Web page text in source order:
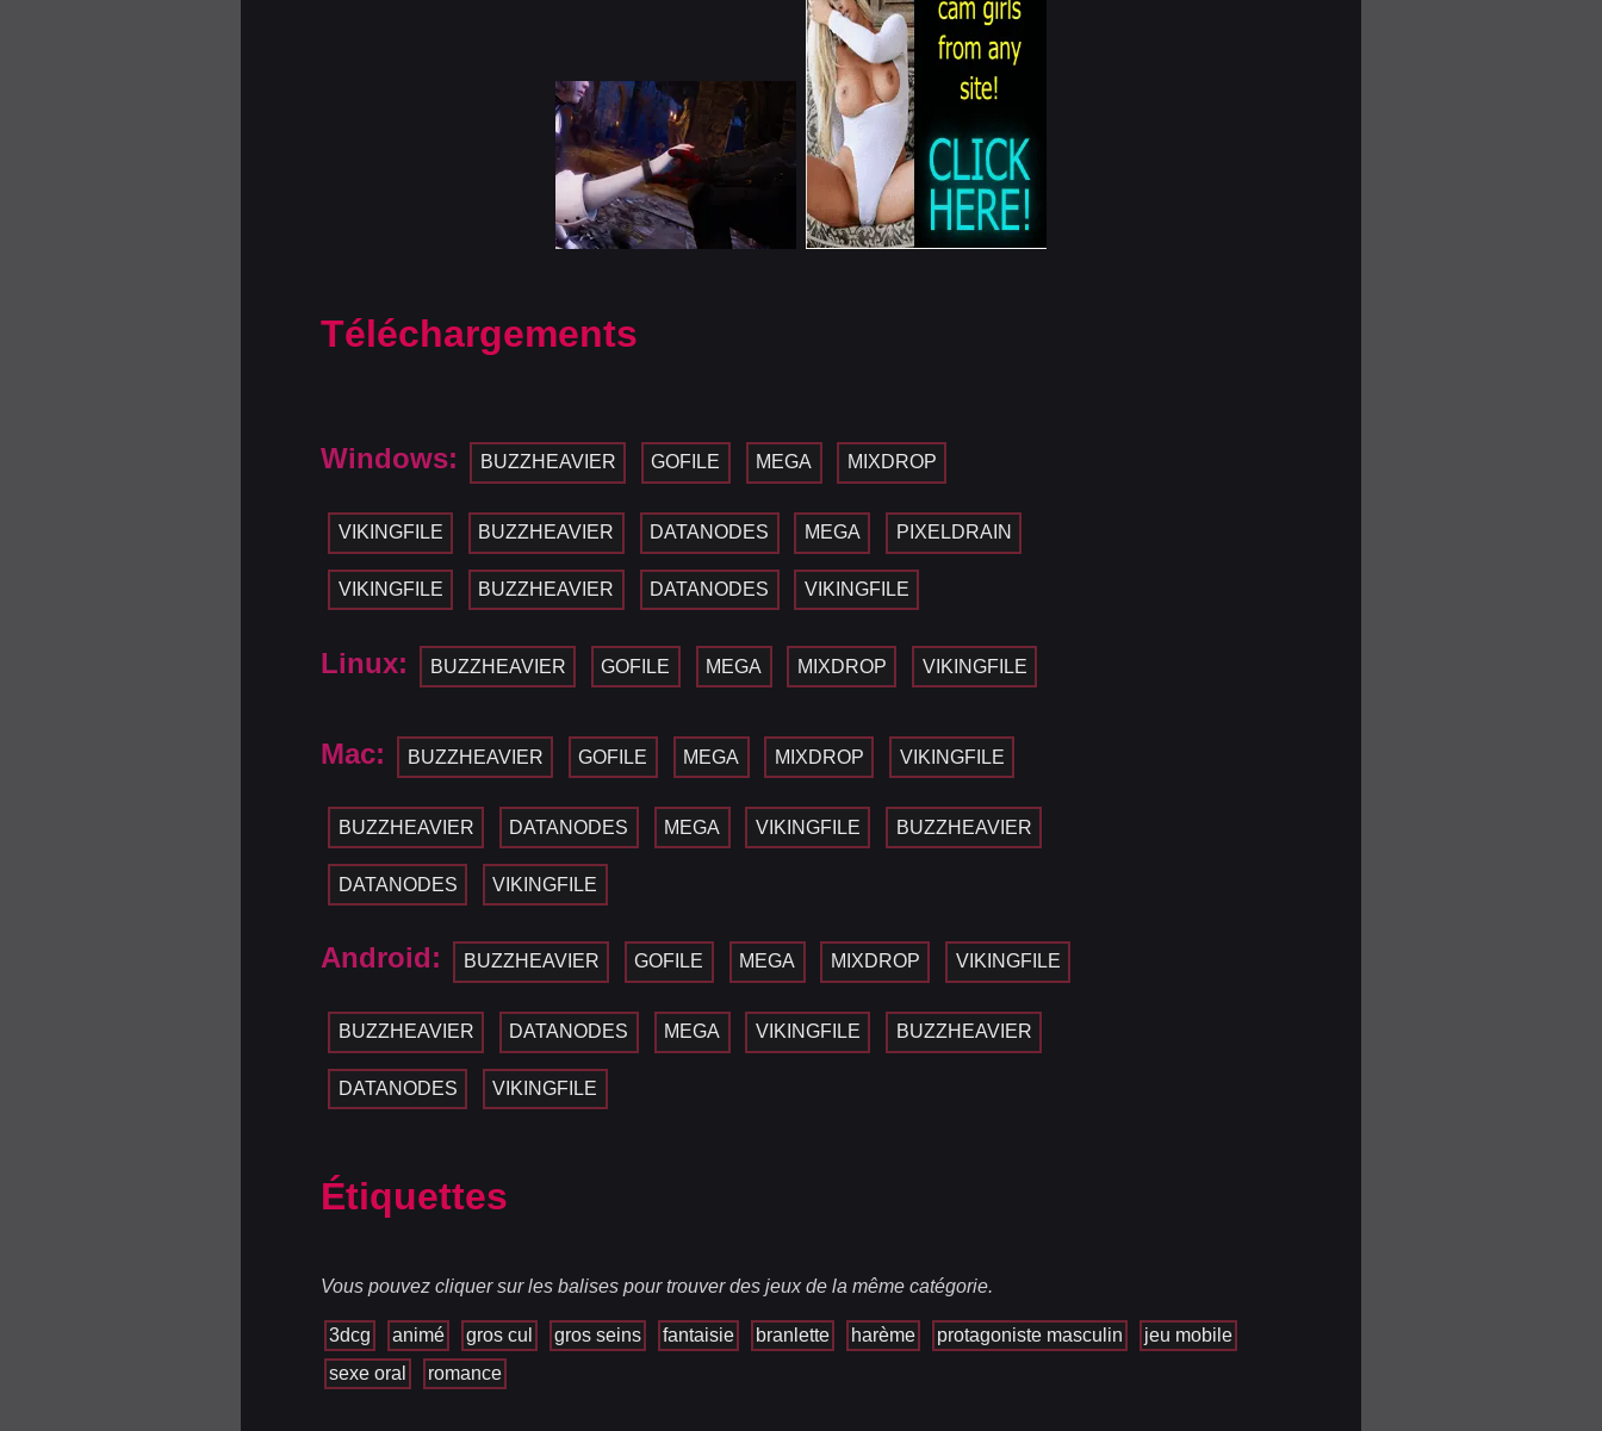
Téléchargements
Windows: BUZZHEAVIER GOFILE MEGA MIXDROP
VIKINGFILE BUZZHEAVIER DATANODES MEGA PIXELDRAIN
VIKINGFILE BUZZHEAVIER DATANODES VIKINGFILE
Linux: BUZZHEAVIER GOFILE MEGA MIXDROP VIKINGFILE
Mac: BUZZHEAVIER GOFILE MEGA MIXDROP VIKINGFILE
BUZZHEAVIER DATANODES MEGA VIKINGFILE BUZZHEAVIER
DATANODES VIKINGFILE
Android: BUZZHEAVIER GOFILE MEGA MIXDROP VIKINGFILE
BUZZHEAVIER DATANODES MEGA VIKINGFILE BUZZHEAVIER
DATANODES VIKINGFILE
Étiquettes
Vous pouvez cliquer sur les balises pour trouver des jeux de la même catégorie.
3dcg animé gros cul gros seins fantaisie branlette harème protagoniste masculin
jeu mobile
sexe oral
romance